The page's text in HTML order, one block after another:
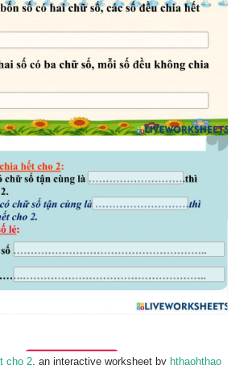
cho 2, an interactive worksheet by hthaohthao